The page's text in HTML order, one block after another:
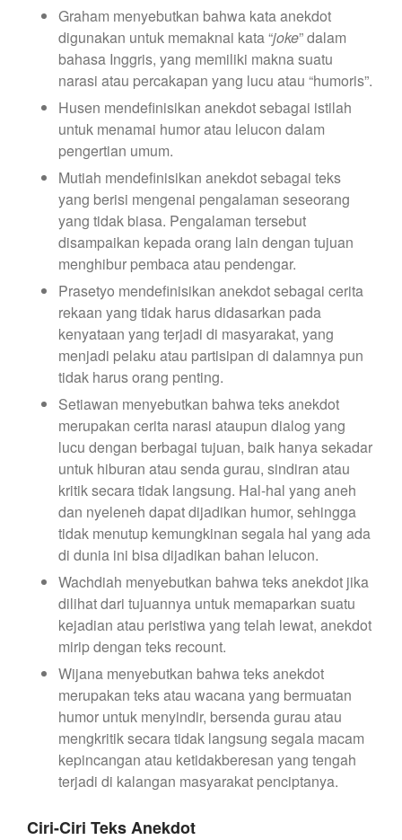
Graham menyebutkan bahwa kata anekdot
digunakan untuk memaknai kata “joke” dalam
bahasa Inggris, yang memiliki makna suatu
narasi atau percakapan yang lucu atau “humoris”.
Husen mendefinisikan anekdot sebagai istilah
untuk menamai humor atau lelucon dalam
pengertian umum.
Mutiah mendefinisikan anekdot sebagai teks
yang berisi mengenai pengalaman seseorang
yang tidak biasa. Pengalaman tersebut
disampaikan kepada orang lain dengan tujuan
menghibur pembaca atau pendengar.
Prasetyo mendefinisikan anekdot sebagai cerita
rekaan yang tidak harus didasarkan pada
kenyataan yang terjadi di masyarakat, yang
menjadi pelaku atau partisipan di dalamnya pun
tidak harus orang penting.
Setiawan menyebutkan bahwa teks anekdot
merupakan cerita narasi ataupun dialog yang
lucu dengan berbagai tujuan, baik hanya sekadar
untuk hiburan atau senda gurau, sindiran atau
kritik secara tidak langsung. Hal-hal yang aneh
dan nyeleneh dapat dijadikan humor, sehingga
tidak menutup kemungkinan segala hal yang ada
di dunia ini bisa dijadikan bahan lelucon.
Wachdiah menyebutkan bahwa teks anekdot jika
dilihat dari tujuannya untuk memaparkan suatu
kejadian atau peristiwa yang telah lewat, anekdot
mirip dengan teks recount.
Wijana menyebutkan bahwa teks anekdot
merupakan teks atau wacana yang bermuatan
humor untuk menyindir, bersenda gurau atau
mengkritik secara tidak langsung segala macam
kepincangan atau ketidakberesan yang tengah
terjadi di kalangan masyarakat penciptanya.
Ciri-Ciri Teks Anekdot